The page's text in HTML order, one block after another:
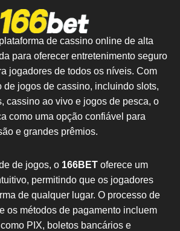
de cassino online de alta
para oferecer entretenimento seguro
jogadores de todos os níveis. Com
de jogos de cassino, incluindo slots,
cassino ao vivo e jogos de pesca, o
como uma opção confiável para
e grandes prêmios.
de jogos, o 166BET oferece um
permitindo que os jogadores
de qualquer lugar. O processo de
os métodos de pagamento incluem
PIX, boletos bancários e